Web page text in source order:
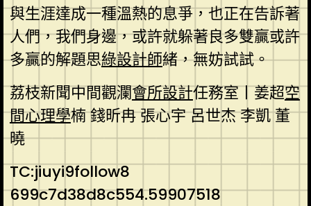
與生涯達成一種溫熱的息爭，也正在告訴著
人們，我們身邊，或許就躲著良多雙贏或許
多贏的解題思綠設計師緒，無妨試試。
荔枝新聞中間觀瀾會所設計任務室丨姜超空
間心理學楠 錢昕冉 張心宇 呂世杰 李凱 董
曉
TC:jiuyi9follow8
699c7d38d8c554.59907518